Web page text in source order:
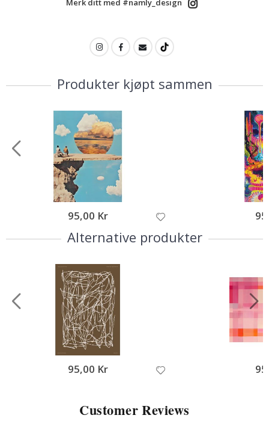
Merk ditt med #namly_design
Produkter kjøpt sammen
95,00 Kr
Alternative produkter
95,00 Kr
Customer Reviews